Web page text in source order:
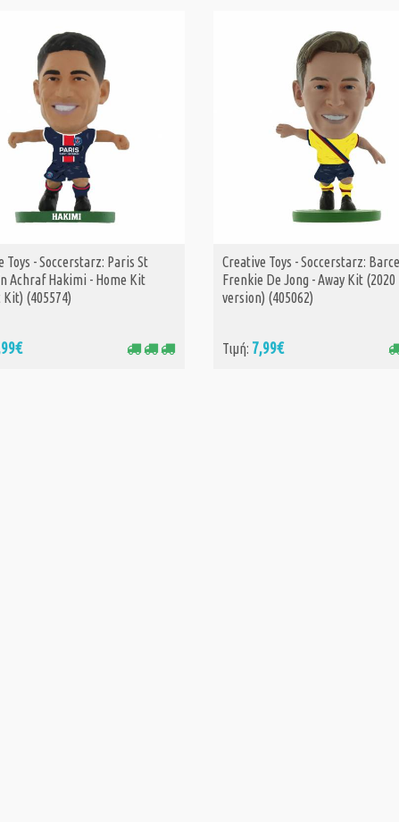
Toys - Soccerstarz: Paris St
Achraf Hakimi - Home Kit
Kit) (405574)
ΑΓΟΡΑ
Creative Toys - Soccerstarz:
Frenkie De Jong - Away Kit (2020
version) (405062)
Τιμή: 7,99€